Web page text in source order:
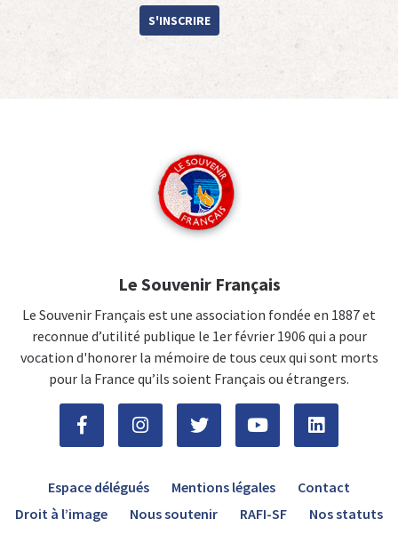
S'INSCRIRE
Le Souvenir Français
Le Souvenir Français est une association fondée en 1887 et
reconnue d’utilité publique le 1er février 1906 qui a pour
vocation d'honorer la mémoire de tous ceux qui sont morts
pour la France qu’ils soient Français ou étrangers.
Espace délégués Mentions légales
Contact
Droit à l’image
Nous soutenir RAFI-SF Nos statuts